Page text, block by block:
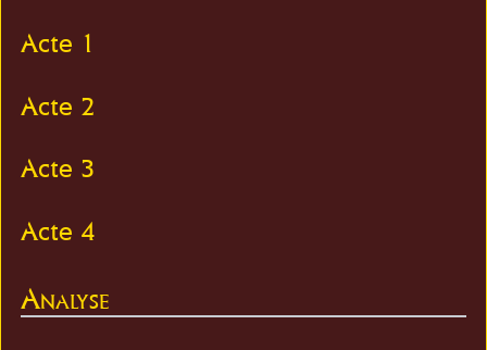
Acte 1
Acte 2
Acte 3
Acte 4
Analyse